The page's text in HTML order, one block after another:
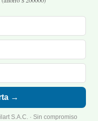
→
S.A.C. · Sin compromiso